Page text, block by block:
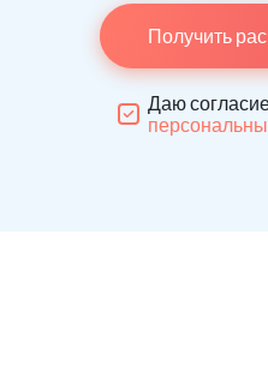
Получить
Даю